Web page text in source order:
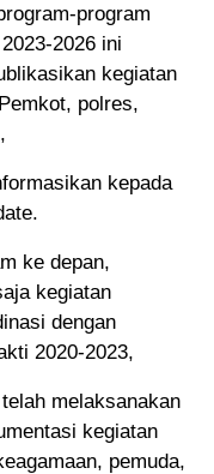
program
2026 ini
kegiatan
polres,
kepada
ke depan,
kegiatan
dengan
2020-2023,
melaksanakan
kegiatan
pemuda,